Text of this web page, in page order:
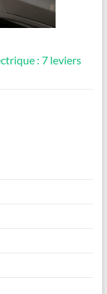
: 7 leviers